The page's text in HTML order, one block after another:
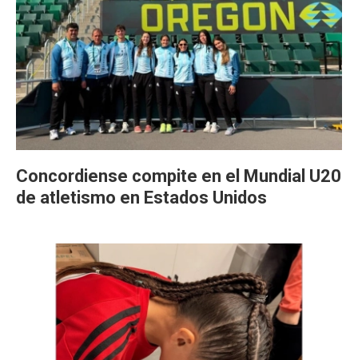
Concordiense compite en el Mundial U20
de atletismo en Estados Unidos